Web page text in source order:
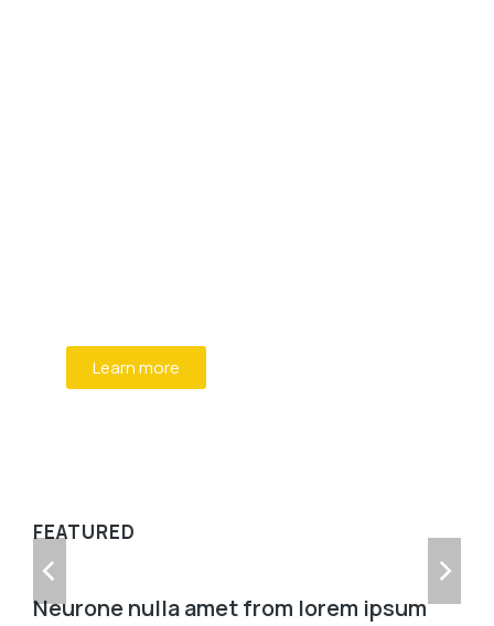
Learn more
FEATURED
Neurone nulla amet from lorem ipsum